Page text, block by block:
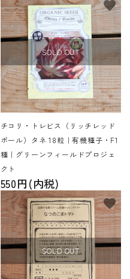
SOLD OUT
チコリ・トレビス（リッチレッド
ボール）タネ 18粒｜有機種子・F1
種｜グリーンフィールドプロジェ
クト
550円(内税)
favorite
SOLD OUT
favorite